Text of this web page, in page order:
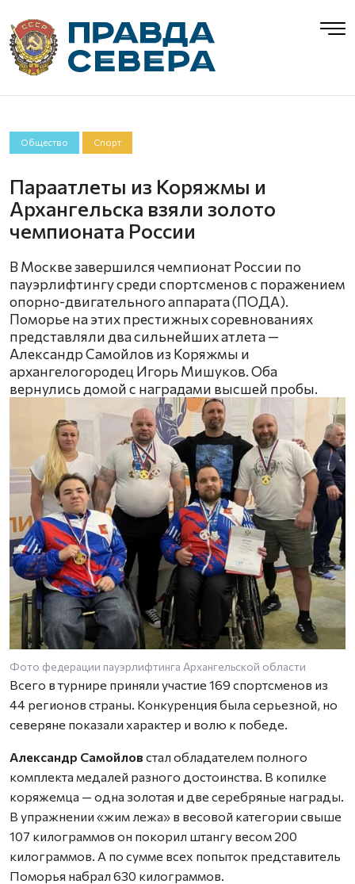
Общество Спорт
Параатлеты из Коряжмы и
Архангельска взяли золото
чемпионата России
В Москве завершился чемпионат России по
пауэрлифтингу среди спортсменов с поражением
опорно-двигательного аппарата (ПОДА).
Поморье на этих престижных соревнованиях
представляли два сильнейших атлета —
Александр Самойлов из Коряжмы и
архангелогородец Игорь Мишуков. Оба
вернулись домой с наградами высшей пробы.
Фото федерации пауэрлифтинга Архангельской области
Всего в турнире приняли участие 169 спортсменов из
44 регионов страны. Конкуренция была серьезной, но
северяне показали характер и волю к победе.
Александр Самойлов стал обладателем полного
комплекта медалей разного достоинства. В копилке
коряжемца — одна золотая и две серебряные награды.
В упражнении «жим лежа» в весовой категории свыше
107 килограммов он покорил штангу весом 200
килограммов. А по сумме всех попыток представитель
Поморья набрал 630 килограммов.